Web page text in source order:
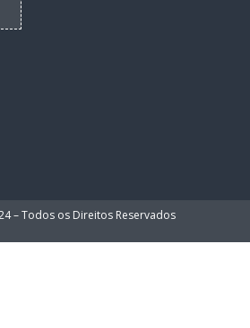
– Todos os Direitos Reservados